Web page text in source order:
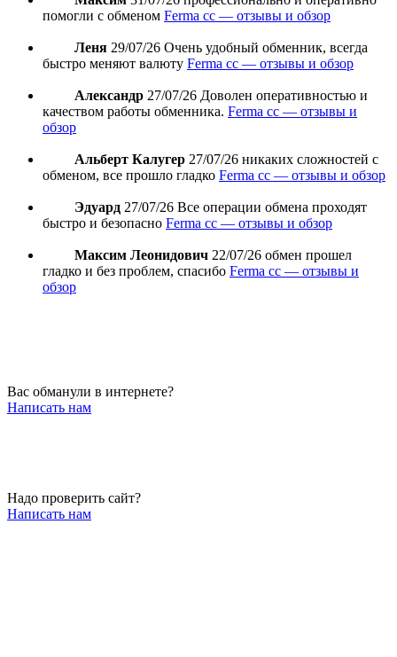
помогли с обменом Ferma cc — отзывы и обзор
Леня 29/07/26 Очень удобный обменник, всегда
быстро меняют валюту Ferma cc — отзывы и обзор
Александр 27/07/26 Доволен оперативностью и
качеством работы обменника. Ferma cc — отзывы и
обзор
Альберт Калугер 27/07/26 никаких сложностей с
обменом, все прошло гладко Ferma cc — отзывы и обзор
Эдуард 27/07/26 Все операции обмена проходят
быстро и безопасно Ferma cc — отзывы и обзор
Максим Леонидович 22/07/26 обмен прошел
гладко и без проблем, спасибо Ferma cc — отзывы и
обзор
Вас обманули в интернете?
Написать нам
Надо проверить сайт?
Написать нам